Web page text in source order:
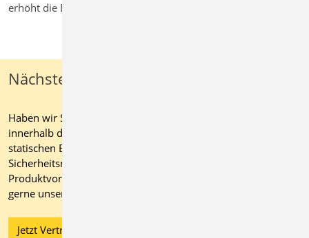
erhöht die Effizienz bei der Nachweisführung.
Nächste Schritte
Haben wir Sie überzeugt von den vielseitigen Möglichkeiten
innerhalb der mb WorkSuite? Dann bringen Sie jetzt Ihre
statischen Berechnungen auf ein neues Effizienz- und
Sicherheitsniveau. Kontaktieren Sie für eine individuelle
Produktvorstellung oder ein maßgeschneidertes Angebot
gerne unser Vertriebsteam.
Jetzt Vertrieb kontaktieren!